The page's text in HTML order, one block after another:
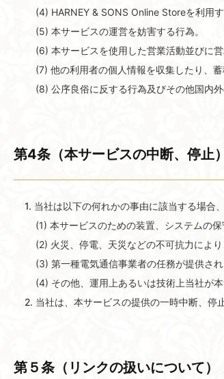
(4) HARNEY & SONS Online Storeを利用
(5) 本サービスの運営を妨害する行為。
(6) 本サービスを使用した営業活動並びに
(7) 他の利用者の個人情報を収集したり、
(8) 公序良俗に反する行為及びその他国内外
第4条​（本サービスの​中断、​停止）
当社は以下の何れかの事由に該当する場合
(1) 本サービスのための装置、システムの
(2) 火災、停電、天災などの不可抗力によ
(3) 第一種電気通信事業者の任務が提供され
(4) その他、運用上あるいは技術上当社が
当社は、本サービスの提供の一時中断、停
第５条​（リンクの​扱いに​ついて）